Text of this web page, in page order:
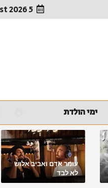
5 August 2026
ימי הולדת
עומר אדם ואביב אלוש
לא לבד